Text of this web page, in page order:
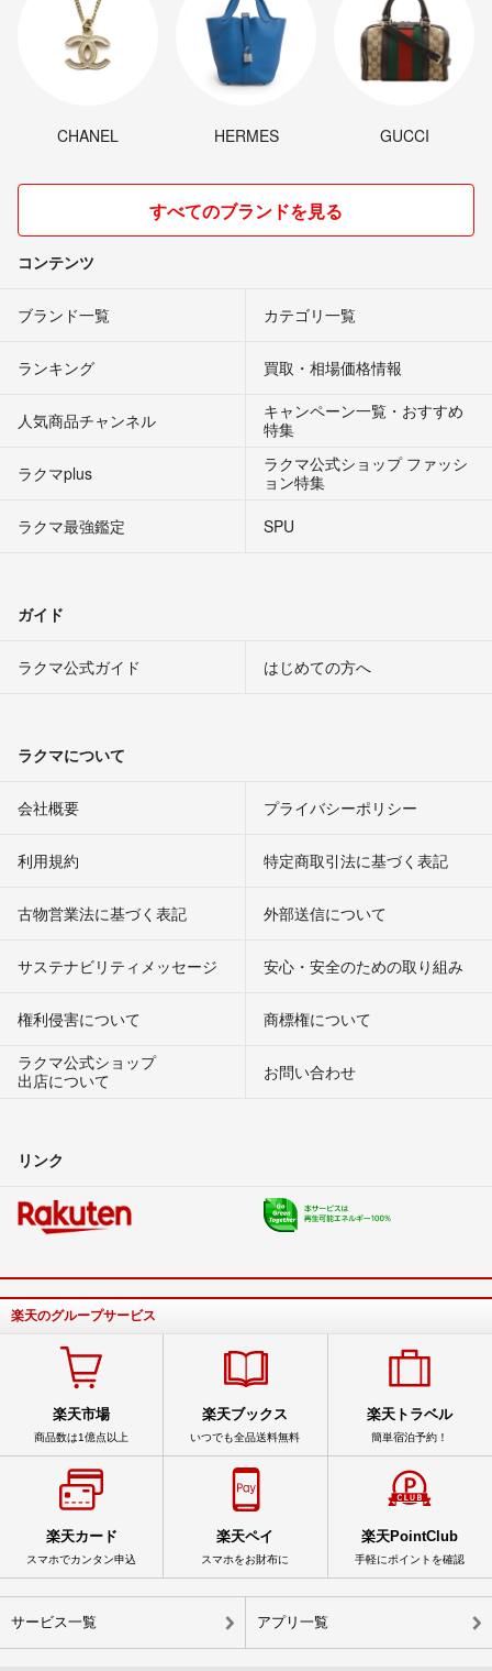
CHANEL HERMES GUCCI
すべてのブランドを見る
コンテンツ
ブランド一覧 カテゴリ一覧
ランキング 買取・相場価格情報
人気商品チャンネル
キャンペーン一覧・おすすめ
特集
ラクマplus
ラクマ公式ショップ ファッシ
ョン特集
ラクマ最強鑑定
SPU
ガイド
ラクマ公式ガイド はじめての方へ
ラクマについて
会社概要 プライバシーポリシー
利用規約 特定商取引法に基づく表記
古物営業法に基づく表記 外部送信について
サステナビリティメッセージ 安心・安全のための取り組み
権利侵害について
商標権について
ラクマ公式ショップ
出店について
お問い合わせ
リンク
楽天のグループサービス
楽天市場
商品数は1億点以上
楽天ブックス
いつでも全品送料無料
楽天トラベル
簡単宿泊予約！
楽天カード
スマホでカンタン申込
楽天ペイ
スマホをお財布に
楽天PointClub
手軽にポイントを確認
サービス一覧 アプリ一覧